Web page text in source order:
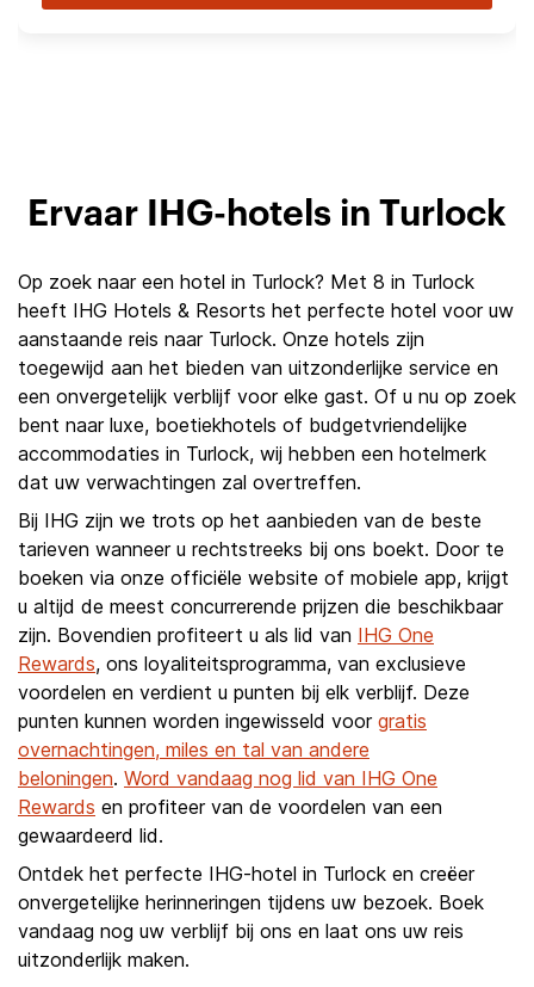
Ervaar IHG-hotels in Turlock
Op zoek naar een hotel in Turlock? Met 8 in Turlock
heeft IHG Hotels & Resorts het perfecte hotel voor uw
aanstaande reis naar Turlock. Onze hotels zijn
toegewijd aan het bieden van uitzonderlijke service en
een onvergetelijk verblijf voor elke gast. Of u nu op zoek
bent naar luxe, boetiekhotels of budgetvriendelijke
accommodaties in Turlock, wij hebben een hotelmerk
dat uw verwachtingen zal overtreffen.
Bij IHG zijn we trots op het aanbieden van de beste
tarieven wanneer u rechtstreeks bij ons boekt. Door te
boeken via onze officiële website of mobiele app, krijgt
u altijd de meest concurrerende prijzen die beschikbaar
zijn. Bovendien profiteert u als lid van IHG One
Rewards, ons loyaliteitsprogramma, van exclusieve
voordelen en verdient u punten bij elk verblijf. Deze
punten kunnen worden ingewisseld voor gratis
overnachtingen, miles en tal van andere
beloningen. Word vandaag nog lid van IHG One
Rewards en profiteer van de voordelen van een
gewaardeerd lid.
Ontdek het perfecte IHG-hotel in Turlock en creëer
onvergetelijke herinneringen tijdens uw bezoek. Boek
vandaag nog uw verblijf bij ons en laat ons uw reis
uitzonderlijk maken.